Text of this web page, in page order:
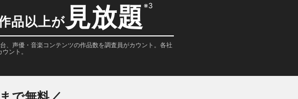
品以上が 見放題※3
、声優・音楽コンテンツの作品数を調査員がカウント。各社
ント。